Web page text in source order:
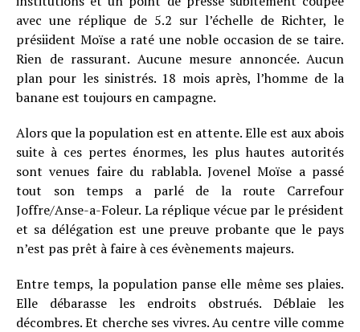
avec une réplique de 5.2 sur l’échelle de Richter, le
présiident Moïse a raté une noble occasion de se taire.
Rien de rassurant. Aucune mesure annoncée. Aucun
plan pour les sinistrés. 18 mois après, l’homme de la
banane est toujours en campagne.
Alors que la population est en attente. Elle est aux abois
suite à ces pertes énormes, les plus hautes autorités
sont venues faire du rablabla. Jovenel Moïse a passé
tout son temps a parlé de la route Carrefour
Joffre/Anse-a-Foleur. La réplique vécue par le président
et sa délégation est une preuve probante que le pays
n’est pas prêt à faire à ces évènements majeurs.
Entre temps, la population panse elle même ses plaies.
Elle débarasse les endroits obstrués. Déblaie les
décombres. Et cherche ses vivres. Au centre ville comme